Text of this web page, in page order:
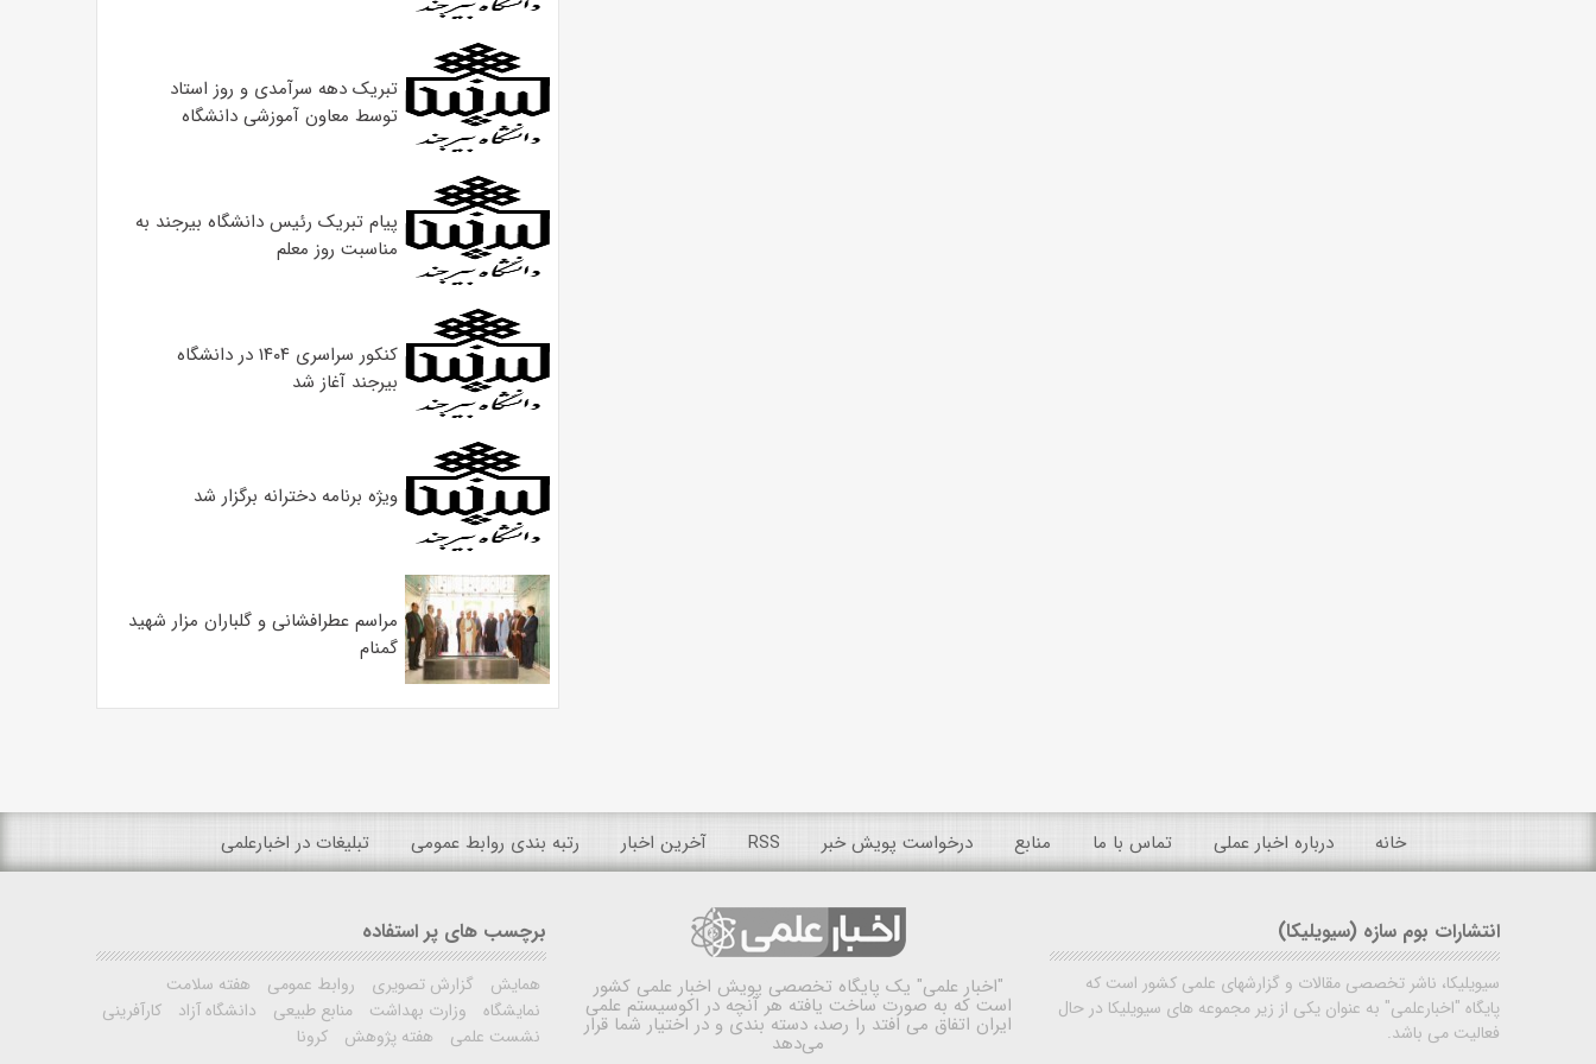
تبریک دهه سرآمدی و روز استاد
توسط معاون آموزشی دانشگاه
پیام تبریک رئیس دانشگاه بیرجند به
مناسبت روز معلم
کنکور سراسری ۱۴۰۴ در دانشگاه
بیرجند آغاز شد
ویژه برنامه دخترانه برگزار شد
مراسم عطرافشانی و گلباران مزار شهید
گمنام
خانه درباره اخبار عملی تماس با ما منابع درخواست پویش خبر RSS آخرین اخبار رتبه بندی روابط عمومی تبلیغات در اخبارعلمی
انتشارات بوم سازه (سیویلیکا)
سیویلیکا، ناشر تخصصی مقالات و گزارشهای علمی کشور است که
پایگاه "اخبارعلمی" به عنوان یکی از زیر مجموعه های سیویلیکا در حال
فعالیت می باشد.
"اخبار علمی" یک پایگاه تخصصی پویش اخبار علمی کشور
است که به صورت ساخت یافته هر آنچه در اکوسیستم علمی
ایران اتفاق می افتد را رصد، دسته بندی و در اختیار شما قرار
می‌دهد
برچسب های پر استفاده
همایش گزارش تصویری روابط عمومی
هفته سلامت
نمایشگاه
وزارت بهداشت منابع طبیعی دانشگاه آزاد
کارآفرینی
نشست علمی
هفته پژوهش کرونا